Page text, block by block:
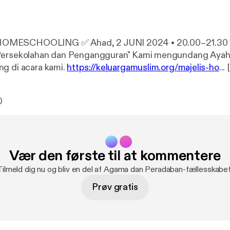
✅ Ahad, 2 JUNI 2024 • 20.00–21.30 "Hubungan
dan Pengangguran" Kami mengundang Ayah dan Bunda
di acara kami. https://keluargamuslim.org/majelis-ho... [
setiap ahad malam jam 20:00 [
]-21:30 [https://www.youtube.com/
Majelis Homeschooling Keluarga Muslim dengan
https://www.youtube.com/hashtag/
Vær den første til at kommentere
dig nu og bliv en del af Agama dan Peradaban-
Prøv gratis